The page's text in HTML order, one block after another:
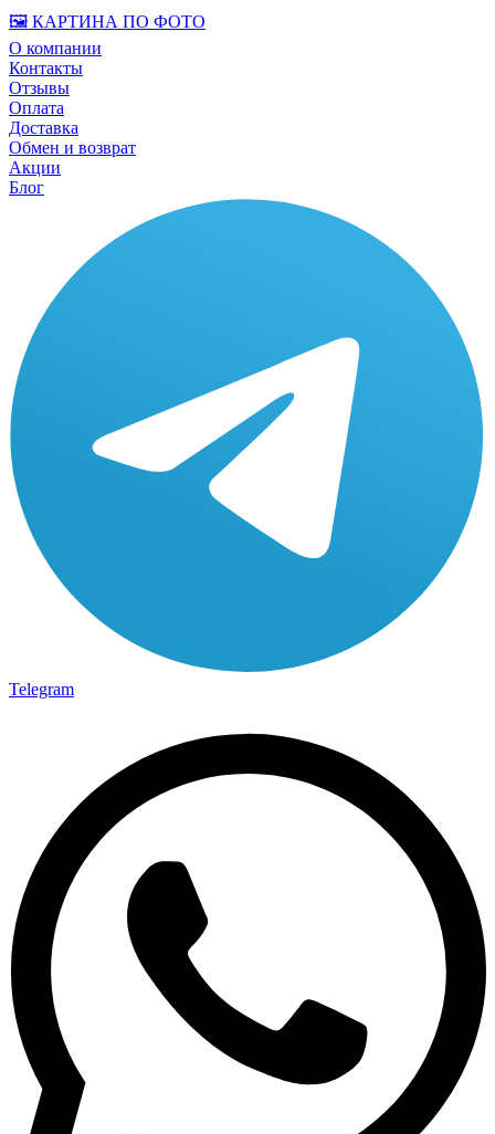
🖼️ КАРТИНА ПО ФОТО
О компании
Контакты
Отзывы
Оплата
Доставка
Обмен и возврат
Акции
Блог
Telegram